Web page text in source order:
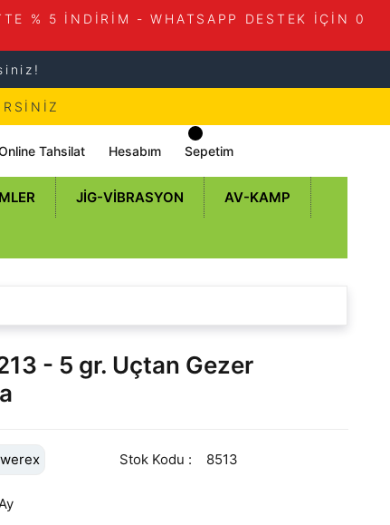
% 5 İNDİRİM - WHATSAPP DESTEK İÇİN 0
Tahsilat Hesabım Sepetim
JIG-VIBRASYON AV-KAMP
- 5 gr. Uçtan Gezer
Stok Kodu
8513